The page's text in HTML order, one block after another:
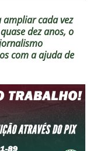
ampliar cada vez
dez anos, o
com a ajuda de